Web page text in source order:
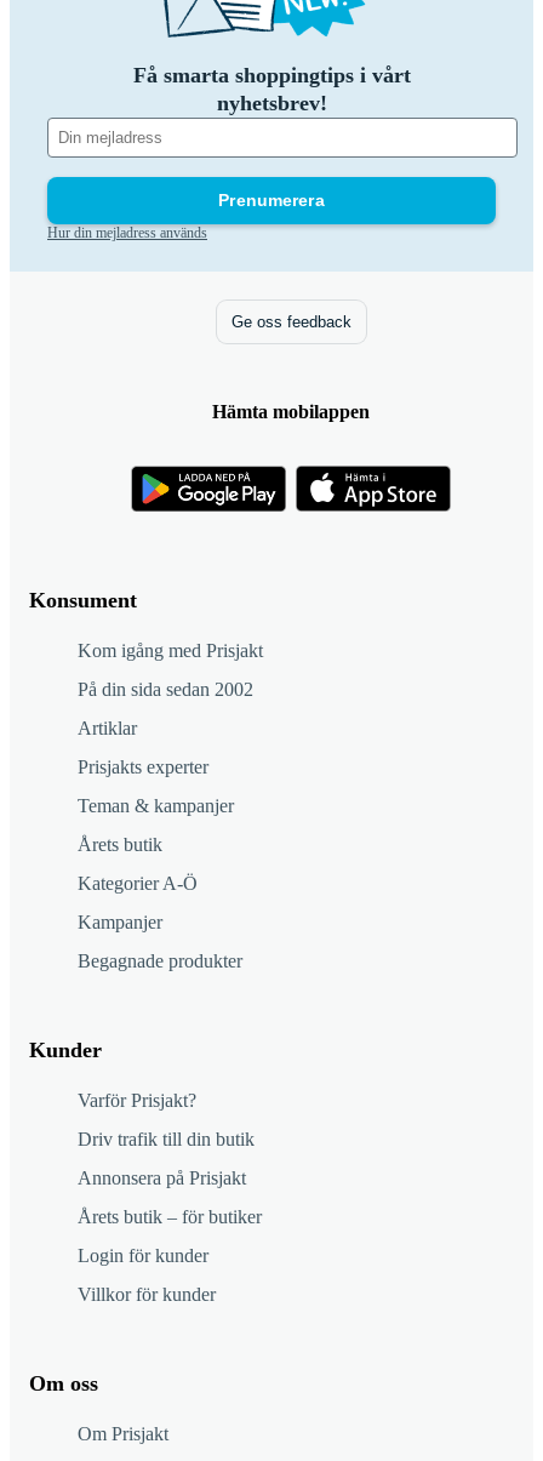
Få smarta shoppingtips i vårt
nyhetsbrev!
Prenumerera
Hur din mejladress används
Konsument
Kom igång med Prisjakt
På din sida sedan 2002
Artiklar
Prisjakts experter
Teman & kampanjer
Årets butik
Kategorier A-Ö
Kampanjer
Begagnade produkter
Kunder
Varför Prisjakt?
Driv trafik till din butik
Annonsera på Prisjakt
Årets butik – för butiker
Login för kunder
Villkor för kunder
Om oss
Om Prisjakt
Ge oss feedback
Hämta mobilappen